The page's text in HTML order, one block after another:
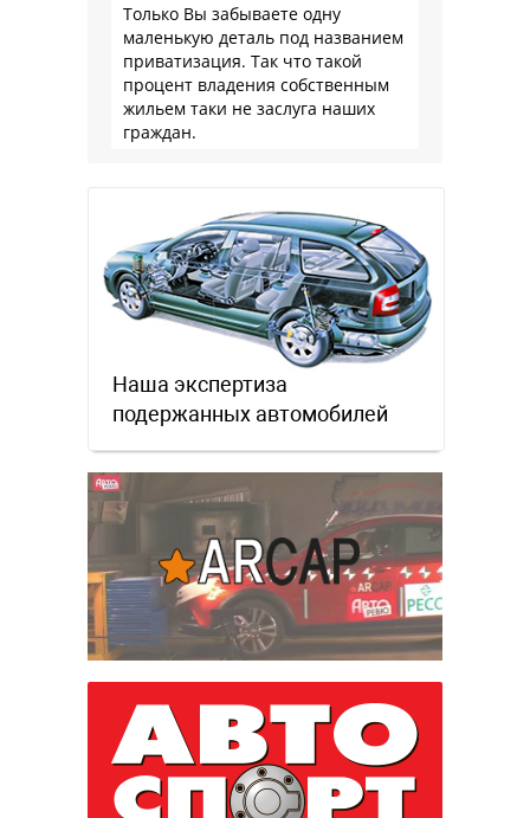
Только Вы забываете одну
маленькую деталь под названием
приватизация. Так что такой
процент владения собственным
жильем таки не заслуга наших
граждан.
Наша экспертиза
подержанных автомобилей